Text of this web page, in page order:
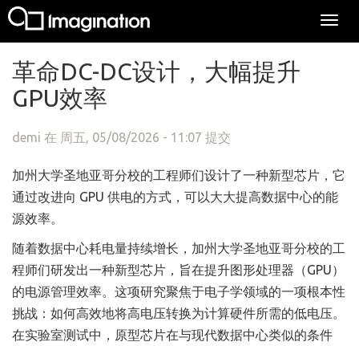
革命DC-DC设计，大幅提升
GPU效率
demi 在 周五, 05/08/2026 - 11:07 提交
加州大学圣地亚哥分校的工程师们设计了一种新型芯片，它
通过改进向 GPU 供电的方式，可以大大提高数据中心的能
源效率。
随着数据中心耗电量持续增长，加州大学圣地亚哥分校的工
程师们研发出一种新型芯片，旨在提升图形处理器（GPU）
的电源管理效率。这项研究聚焦于电子学领域的一项根本性
挑战：如何高效地将高电压转换为计算硬件所需的低电压。
在实验室测试中，原型芯片在与现代数据中心类似的条件